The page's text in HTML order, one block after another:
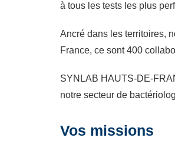
à tous les tests les plus
Ancré dans les territoires,
France, ce sont 400
SYNLAB HAUTS-DE-
notre secteur de
Vos missions